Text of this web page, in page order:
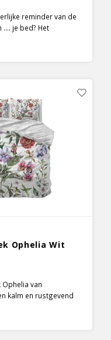
reminder van de
…. je bed? Het
Love van Sleeptime
en comfort! De
het dekbedovertrek
Ophelia Wit
van
kalm en rustgevend
bladeren brengen de
je elke ochtend een